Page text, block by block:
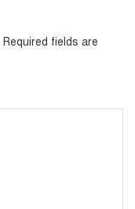
Required fields are